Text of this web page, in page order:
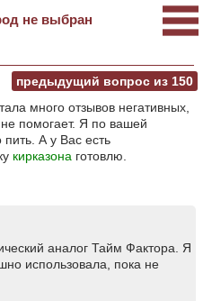
не выбран
предыдущий вопрос из 150
много отзывов негативных,
помогает. Я по вашей
А у Вас есть
кирказона готовлю.
аналог Тайм Фактора. Я
использовала, пока не